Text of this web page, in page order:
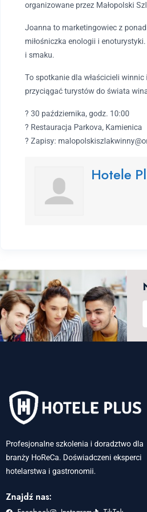
organizowane przez Małopolski
Joanna to marketingowiec z
miłośniczka enologii i
i smaku.
To spotkanie dla właścicieli
przyciągać turystów do świata
? 30 października, godz. 10:00
? Restauracja Parkova, Kamienica
? Zapisy:
Hotele
Profesjonalne szkolenia i doradztwo dla
branży HoReCa. Doświadczeni eksperci
hotelarstwa i gastronomii.
Znajdź nas: